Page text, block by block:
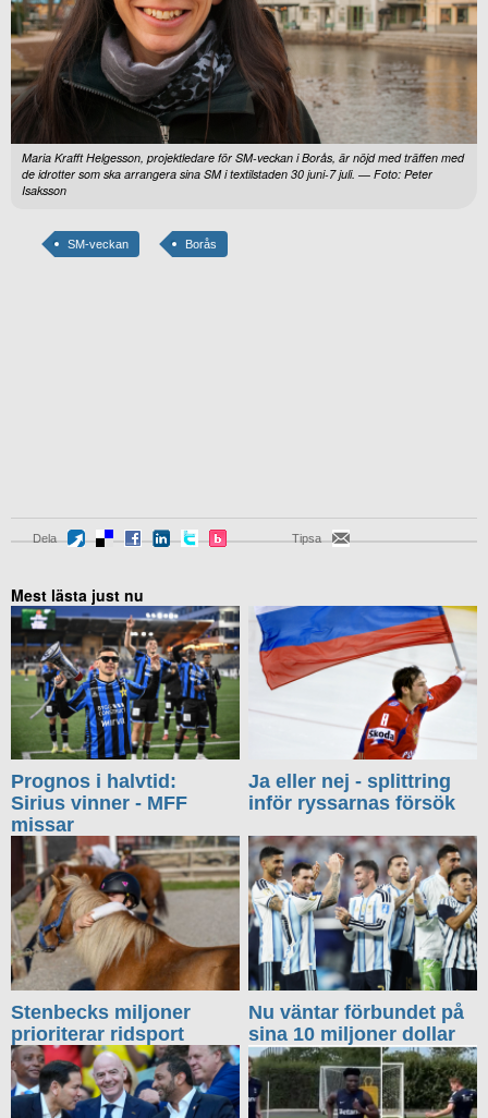
Maria Krafft Helgesson, projektledare för SM-veckan i Borås, är nöjd med träffen med
de idrotter som ska arrangera sina SM i textilstaden 30 juni-7 juli. — Foto: Peter
Isaksson
SM-veckan Borås
Dela Tipsa
Mest lästa just nu
Prognos i halvtid:
Sirius vinner - MFF
missar
Ja eller nej - splittring
inför ryssarnas försök
Stenbecks miljoner
prioriterar ridsport
Nu väntar förbundet på
sina 10 miljoner dollar